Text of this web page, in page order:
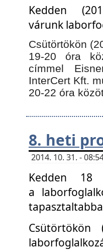
Kedden
várunk
Csütörtökön
19-20 óra
címmel
InterCert Kft.
20-22 óra
8. heti
2014. 10. 31. -
Kedden 18
a